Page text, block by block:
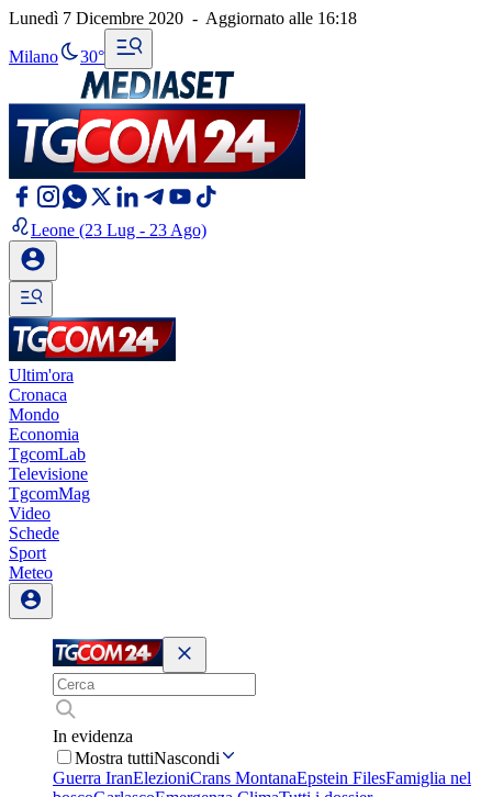
Lunedì 7 Dicembre 2020 - Aggiornato alle 16:18
Milano 30°
Leone (23 Lug - 23 Ago)
Ultim'ora
Cronaca
Mondo
Economia
TgcomLab
Televisione
TgcomMag
Video
Schede
Sport
Meteo
In evidenza
Mostra tuttiNascondi
Guerra IranElezioniCrans MontanaEpstein FilesFamiglia nel